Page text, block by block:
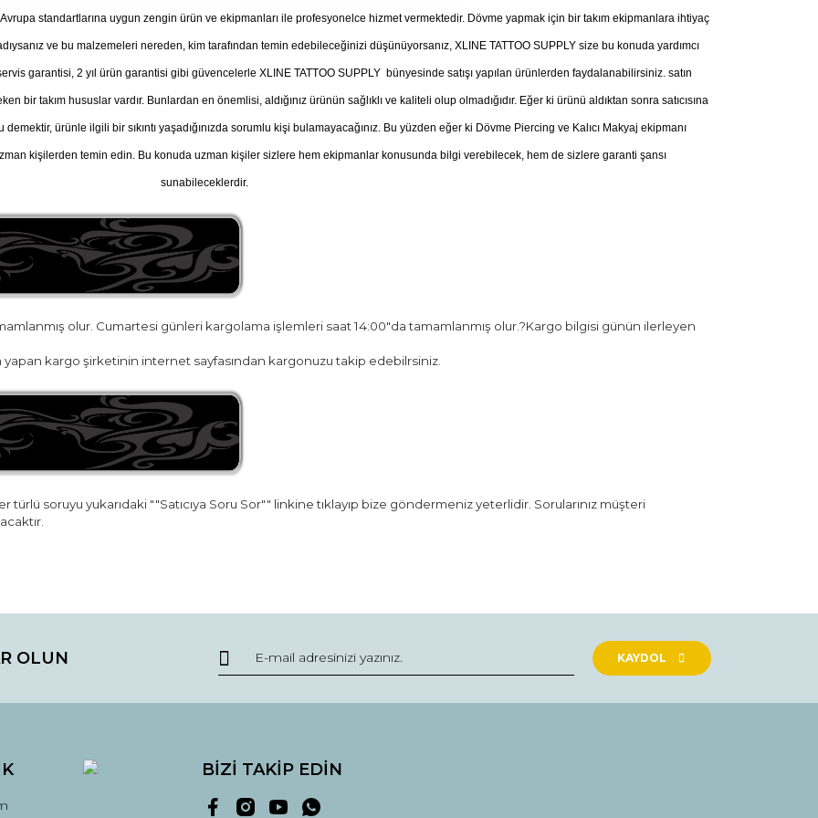
standartlarına uygun zengin ürün ve ekipmanları ile profesyonelce hizmet vermektedir. Dövme yapmak için bir takım ekipmanlara ihtiyaç
ve bu malzemeleri nereden, kim tarafından temin edebileceğinizi düşünüyorsanız, XLINE TATTOO SUPPLY size bu konuda yardımcı
garantisi, 2 yıl ürün garantisi gibi güvencelerle XLINE TATTOO SUPPLY bünyesinde satışı yapılan ürünlerden faydalanabilirsiniz. satın
bir takım hususlar vardır. Bunlardan en önemlisi, aldığınız ürünün sağlıklı ve kaliteli olup olmadığıdır. Eğer ki ürünü aldıktan sonra satıcısına
ürünle ilgili bir sıkıntı yaşadığınızda sorumlu kişi bulamayacağınız. Bu yüzden eğer ki Dövme Piercing ve Kalıcı Makyaj ekipmanı
kişilerden temin edin. Bu konuda uzman kişiler sizlere hem ekipmanlar konusunda bilgi verebilecek, hem de sizlere garanti şansı
sunabileceklerdir.
olur. Cumartesi günleri kargolama işlemleri saat 14:00"da tamamlanmış olur.?Kargo bilgisi günün ilerleyen
kargo şirketinin internet sayfasından kargonuzu takip edebilrsiniz.
türlü soruyu yukarıdaki ""Satıcıya Soru Sor"" linkine tıklayıp bize göndermeniz yeterlidir. Sorularınız müşteri
Yorum Yaz
OLUN KAYDOL
BİZİ TAKİP EDİN